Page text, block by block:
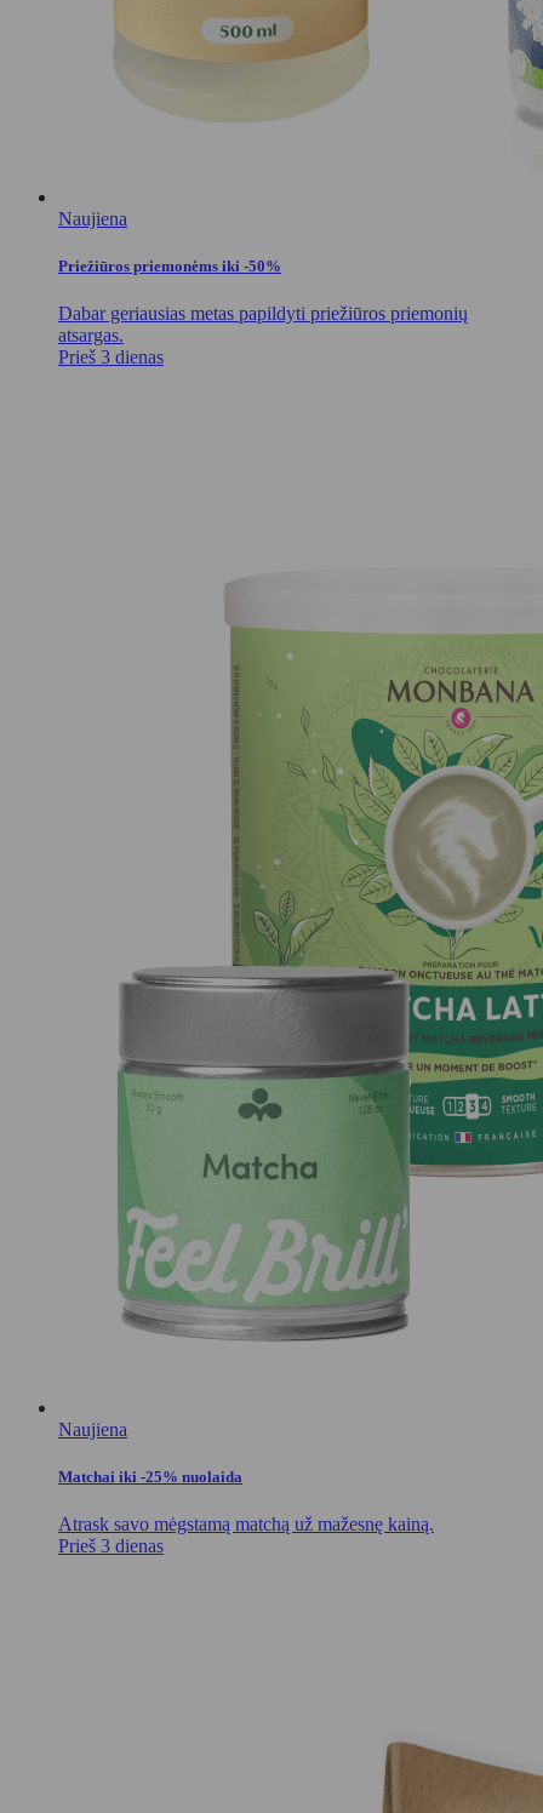
Naujiena
Priežiūros priemonėms iki -50%
Dabar geriausias metas papildyti priežiūros priemonių
atsargas.
Prieš 3 dienas
Naujiena
Matchai iki -25% nuolaida
Atrask savo mėgstamą matchą už mažesnę kainą.
Prieš 3 dienas